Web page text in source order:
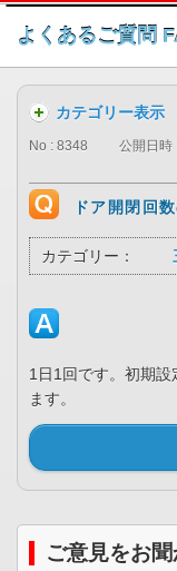
よくあるご質問
カテゴリー表示
No : 8348 公開日時
ドア開閉回
カテゴリー：
1日1回です。初期設
ます。
ご意見をお